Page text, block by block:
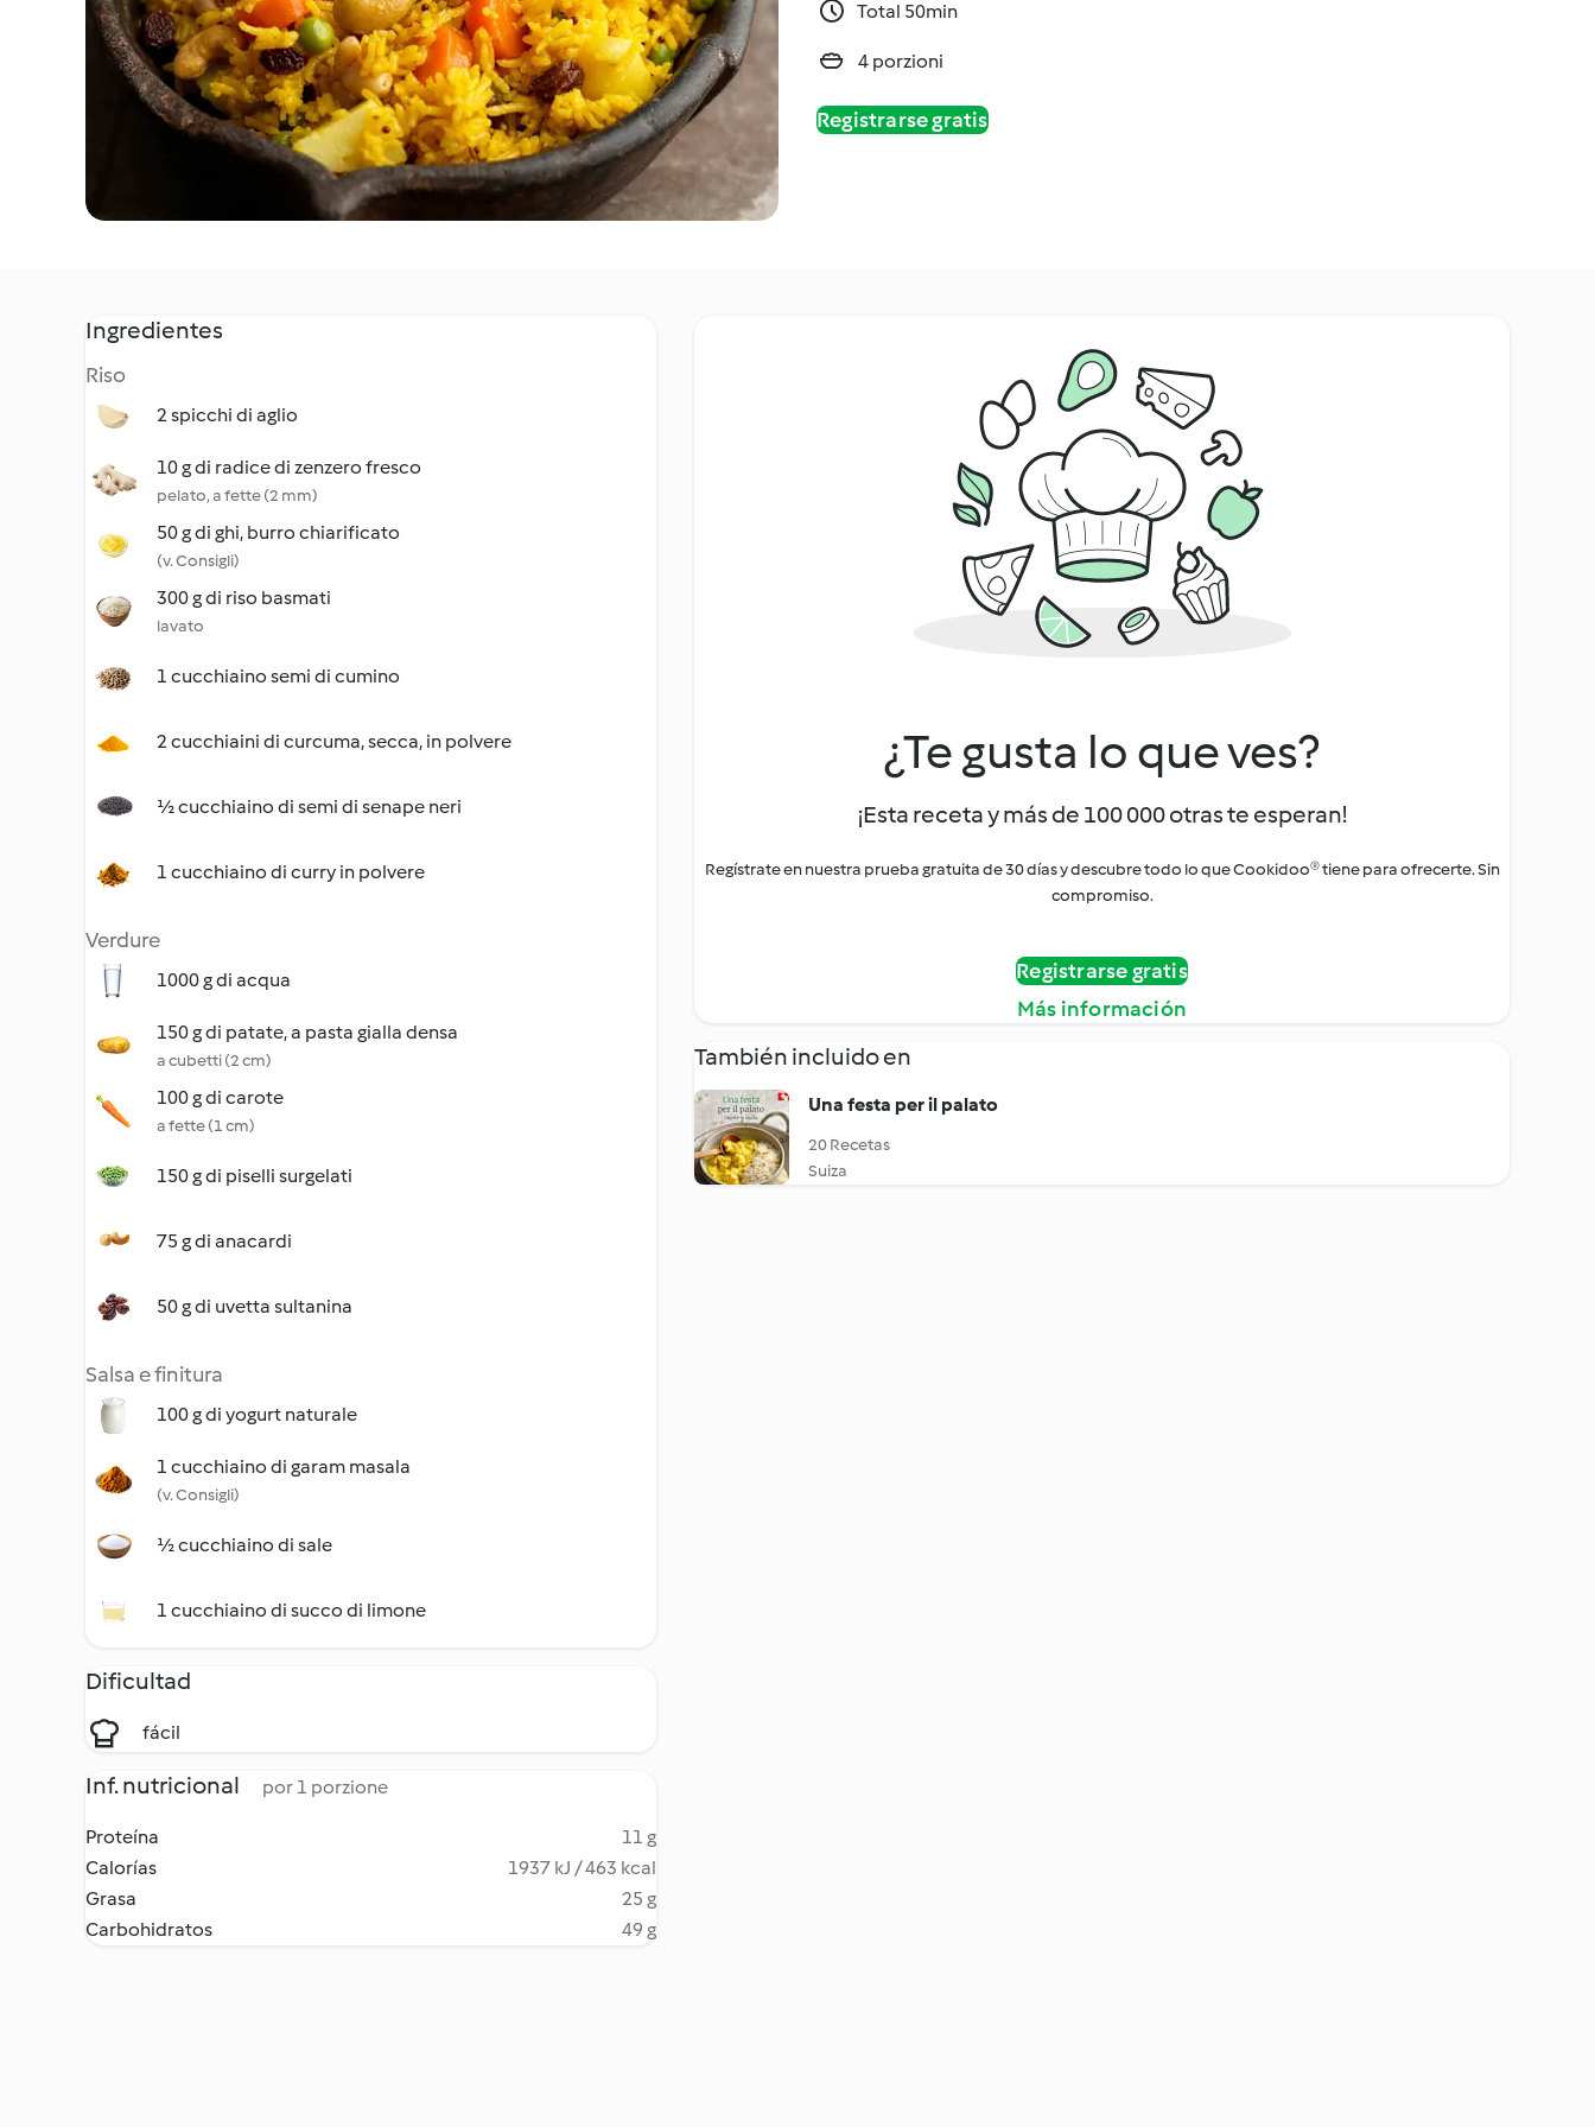
Total 50min
4 porzioni
Registrarse gratis
Ingredientes
Riso
2 spicchi di aglio
10 g di radice di zenzero fresco
pelato, a fette (2 mm)
50 g di ghi, burro chiarificato
(v. Consigli)
300 g di riso basmati
lavato
1 cucchiaino semi di cumino
2 cucchiaini di curcuma, secca, in polvere
½ cucchiaino di semi di senape neri
1 cucchiaino di curry in polvere
Verdure
1000 g di acqua
150 g di patate, a pasta gialla densa
a cubetti (2 cm)
100 g di carote
a fette (1 cm)
150 g di piselli surgelati
75 g di anacardi
50 g di uvetta sultanina
Salsa e finitura
100 g di yogurt naturale
1 cucchiaino di garam masala
(v. Consigli)
½ cucchiaino di sale
1 cucchiaino di succo di limone
Dificultad
fácil
Inf. nutricional por 1 porzione
Proteína
11 g
Calorías
1937 kJ / 463 kcal
Grasa
25 g
Carbohidratos
49 g
¿Te gusta lo que ves?
¡Esta receta y más de 100 000 otras te esperan!
Regístrate en nuestra prueba gratuita de 30 días y descubre todo lo que Cookidoo® tiene para ofrecerte. Sin
compromiso.
Registrarse gratis
Más información
También incluido en
Una festa per il palato
20 Recetas
Suiza